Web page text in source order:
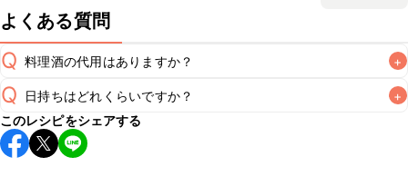
よくある質問
Q 料理酒の代用はありますか？ +
A
Q 日持ちはどれくらいですか？ +
保存期間は冷蔵で翌日中が目安です。なるべくお早めにお召
し上がりください。
このレシピをシェアする